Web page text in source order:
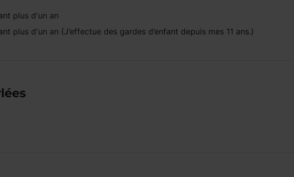
plus d'un an
plus d'un an (J’effectue des gardes d’enfant depuis mes 11 ans.)